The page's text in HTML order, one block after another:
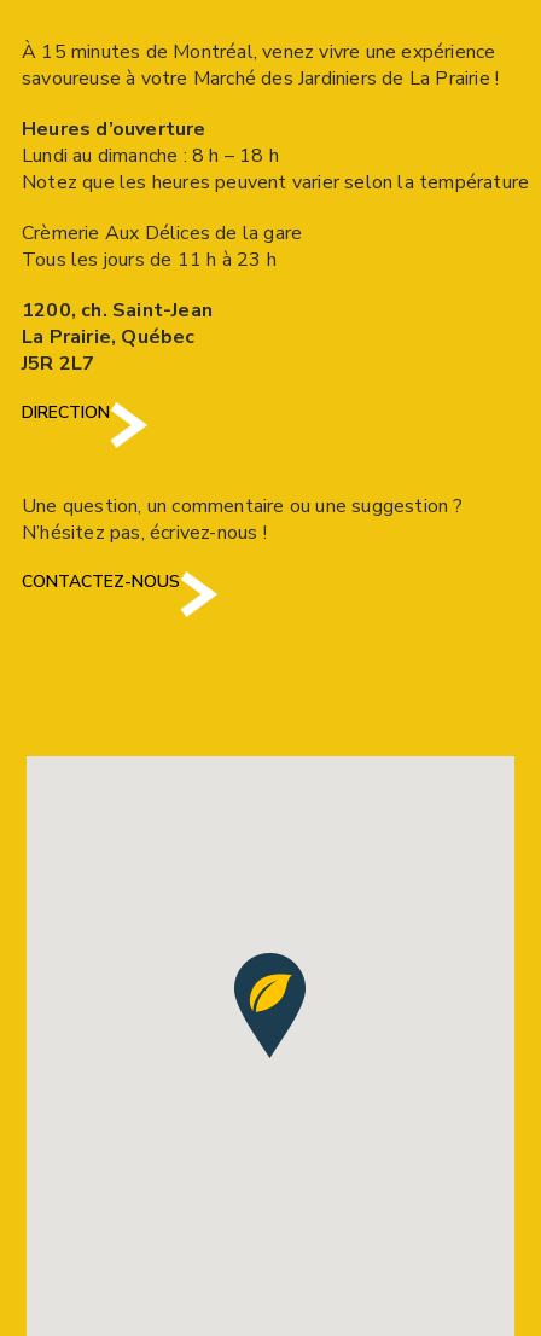
À 15 minutes de Montréal, venez vivre une expérience
savoureuse à votre Marché des Jardiniers de La Prairie !
Heures d’ouverture
Lundi au dimanche : 8 h – 18 h
Notez que les heures peuvent varier selon la température
Crèmerie Aux Délices de la gare
Tous les jours de 11 h à 23 h
1200, ch. Saint-Jean
La Prairie, Québec
J5R 2L7
DIRECTION
Une question, un commentaire ou une suggestion ?
N’hésitez pas, écrivez-nous !
CONTACTEZ-NOUS